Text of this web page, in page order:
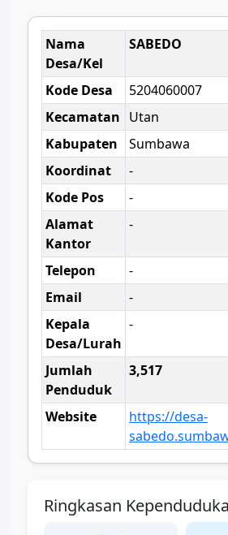
Nama
Desa/Kel
SABEDO
Kode Desa
5204060007
Kecamatan Utan
Kabupaten
Sumbawa
Koordinat
-
Kode Pos
-
Alamat
Kantor
-
Telepon
-
Email
-
Kepala
Desa/Lurah
-
Jumlah
Penduduk
3,517
Website
https://desa-
Ringkasan